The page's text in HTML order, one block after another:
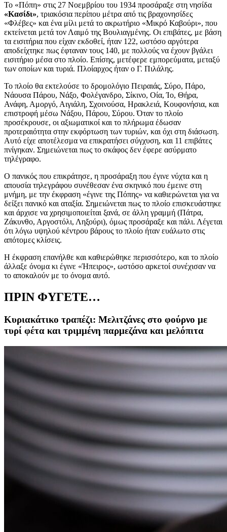
Το «Πόπη» στις 27 Νοεμβρίου του 1934 προσάραξε στη νησίδα
«Κασίδι», τριακόσια περίπου μέτρα από τις βραχονησίδες
«Φλέβες» και ένα μίλι μετά το ακρωτήριο «Μικρό Καβούρι», που
εκτείνεται μετά τον Λαιμό της Βουλιαγμένης. Οι επιβάτες, με βάση
τα εισιτήρια που είχαν εκδοθεί, ήταν 122, ωστόσο αργότερα
αποδείχτηκε πως έφταναν τους 140, με πολλούς να έχουν βγάλει
εισιτήριο μέσα στο πλοίο. Επίσης, μετέφερε εμπορεύματα, μεταξύ
των οποίων και τυριά. Πλοίαρχος ήταν ο Γ. Πιλάλης.
Το πλοίο θα εκτελούσε το δρομολόγιο Πειραιάς, Σύρο, Πάρο,
Νάουσα Πάρου, Νάξο, Φολέγανδρο, Σίκινο, Οία, Ίο, Θήρα,
Ανάφη, Αμοργό, Αιγιάλη, Σχοινούσα, Ηρακλειά, Κουφονήσια, και
επιστροφή μέσω Νάξου, Πάρου, Σύρου. Όταν το πλοίο
προσέκρουσε, οι αξιωματικοί και το πλήρωμα έδωσαν
προτεραιότητα στην εκφόρτωση των τυριών, και όχι στη διάσωση.
Αυτό είχε αποτέλεσμα να επικρατήσει σύγχυση, και 11 επιβάτες
πνίγηκαν. Σημειώνεται πως το σκάφος δεν έφερε ασύρματο
τηλέγραφο.
Ο πανικός που επικράτησε, η προσάραξη που έγινε νύχτα και η
απουσία τηλεγράφου συνέθεσαν ένα σκηνικό που έμεινε στη
μνήμη, με την έκφραση «έγινε της Πόπης» να καθιερώνεται για να
δείξει πανικό και αταξία. Σημειώνεται πως το πλοίο επισκευάστηκε
και άρχισε να χρησιμοποιείται ξανά, σε άλλη γραμμή (Πάτρα,
Ζάκυνθο, Αργοστόλι, Ληξούρι), όμως προσάραξε και πάλι. Λέγεται
ότι λόγω υψηλού κέντρου βάρους το πλοίο ήταν ευάλωτο στις
απότομες κλίσεις.
Η έκφραση επανήλθε και καθιερώθηκε περισσότερο, και το πλοίο
άλλαξε όνομα κι έγινε «Ήπειρος», ωστόσο αρκετοί συνέχισαν να
το αποκαλούν με το όνομα αυτό.
ΠΡΙΝ ΦΥΓΕΤΕ…
Κυριακάτικο τραπέζι: Μελιτζάνες στο φούρνο με
τυρί φέτα και τριμμένη παρμεζάνα και μελόπιτα